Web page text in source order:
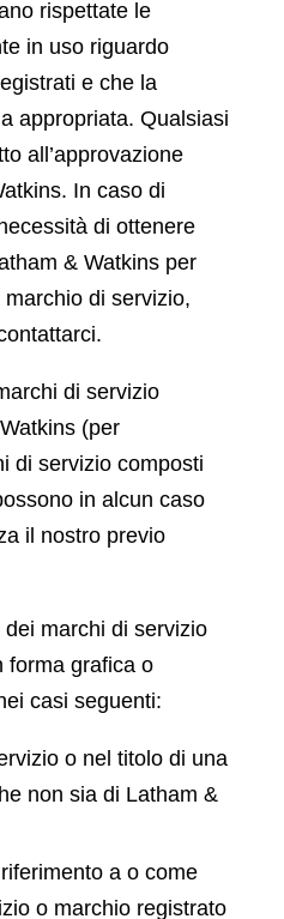
rispettate le
in uso riguardo
e che la
appropriata. Qualsiasi
all’approvazione
In caso di
di ottenere
& Watkins per
marchio di servizio,
di servizio
(per
di servizio composti
in alcun caso
il nostro previo
dei marchi di servizio
forma grafica o
casi seguenti:
o nel titolo di una
non sia di Latham &
a o come
o marchio registrato